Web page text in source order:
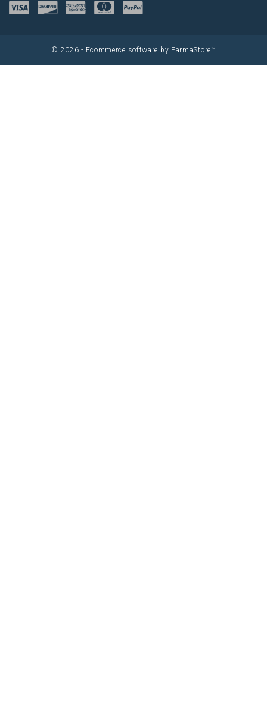
© 2026 - Ecommerce software by FarmaStore™